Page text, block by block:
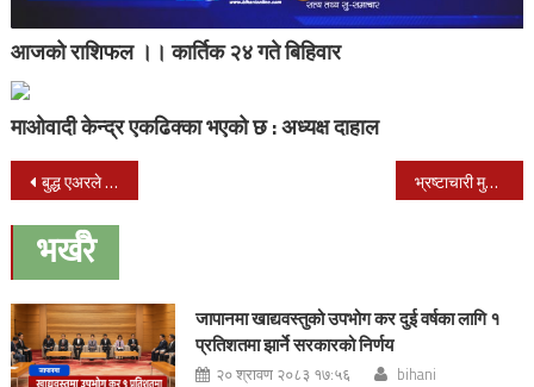
आजको राशिफल ।। कार्तिक २४ गते बिहिवार
माओवादी केन्द्र एकढिक्का भएको छ : अध्यक्ष दाहाल
Post
navigation
बुद्ध एअरले नेपालगन्ज देखि भारत सम्म उडान गर्ने भ्रष्टाचारी मुद्धामा मुछिएका गोपाल खड्काद्धारा राजीनामा
भर्खरै
जापानमा खाद्यवस्तुको उपभोग कर दुई वर्षका लागि १
प्रतिशतमा झार्ने सरकारको निर्णय
२० श्रावण २०८३ १७:५६ bihani